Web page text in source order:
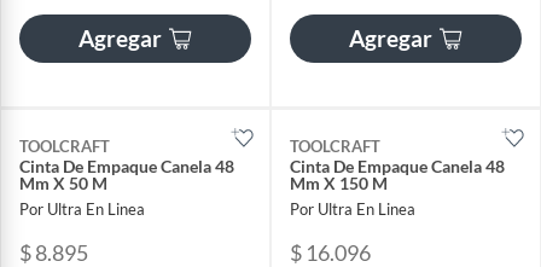
Agregar Agregar
TOOLCRAFT
Cinta De Empaque Canela 48
Mm X 50 M
Por Ultra En Linea
$ 8.895
TOOLCRAFT
Cinta De Empaque Canela 48
Mm X 150 M
Por Ultra En Linea
$ 16.096